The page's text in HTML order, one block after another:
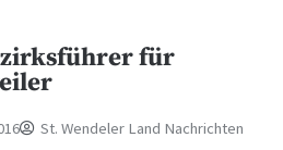
für
St. Wendeler Land Nachrichten